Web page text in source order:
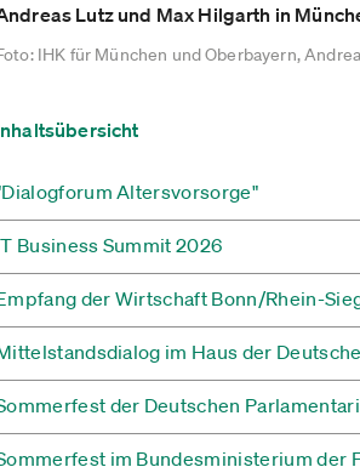
Lutz und Max Hilgarth in
IHK für München und Oberbayern,
Altersvorsorge"
Business Summit 2026
der Wirtschaft Bonn/Rhein-
im Haus der
der Deutschen
im Bundesministerium der